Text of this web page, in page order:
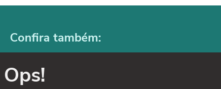
Confira também:
Ops!